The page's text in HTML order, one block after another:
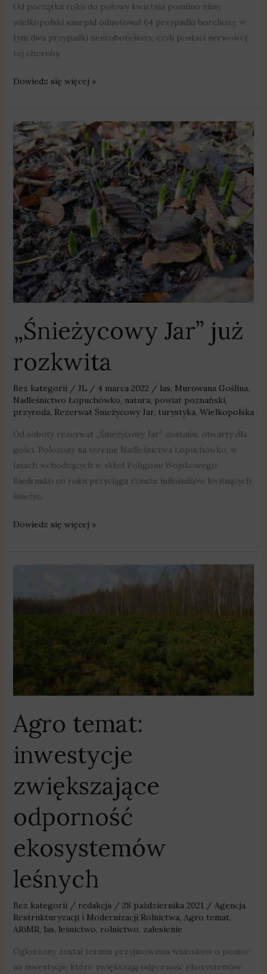
Od początku roku do połowy kwietnia pomimo zimy
wielkopolski sanepid odnotował 64 przypadki boreliozy, w
tym dwa przypadki neuroboreliozy, czyli postaci nerwowej
tej choroby.
Dowiedz się więcej »
„Śnieżycowy Jar” już
rozkwita
Bez kategorii/ JL / 4 marca 2022 / las, Murowana Goślina,
Nadleśnictwo Łopuchówko, natura, powiat poznański,
przyroda, Rezerwat Śnieżycowy Jar, turystyka, Wielkopolska
Od soboty rezerwat „Śnieżycowy Jar” zostanie otwarty dla
gości. Położony na terenie Nadleśnictwa Łopuchówko, w
lasach wchodzących w skład Poligonu Wojskowego
Biedrusko co roku przyciąga rzesze miłośników kwitnących
śnieżyc.
„Śnieżycowy
Jar”
już
rozkwita
Dowiedz się więcej »
Agro temat:
inwestycje
zwiększające
odporność
ekosystemów
leśnych
Bez kategorii / redakcja / 28 października 2021 / Agencja
Restrukturyzacji i Modernizacji Rolnictwa Agro temat
ARiMR las leśnictwo rolnictwo zalesienie
Ogłoszony został termin przyjmowania wniosków o pomoc
na inwestycje, które zwiększają odporność ekosystemów
inwestycje
ekosystemów